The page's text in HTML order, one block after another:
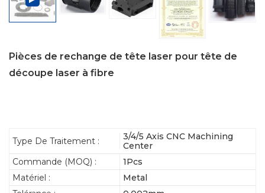
Pièces de rechange de tête laser pour tête de
découpe laser à fibre
Type De Traitement :
3/4/5 Axis CNC Machining
Center
Commande (MOQ) :
1Pcs
Matériel :
Metal